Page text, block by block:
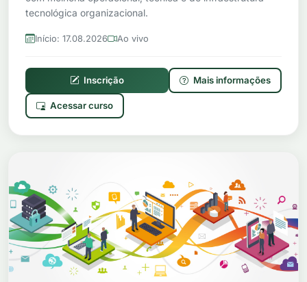
tecnológica organizacional.
Início: 17.08.2026 Ao vivo
Inscrição Mais informações
Acessar curso